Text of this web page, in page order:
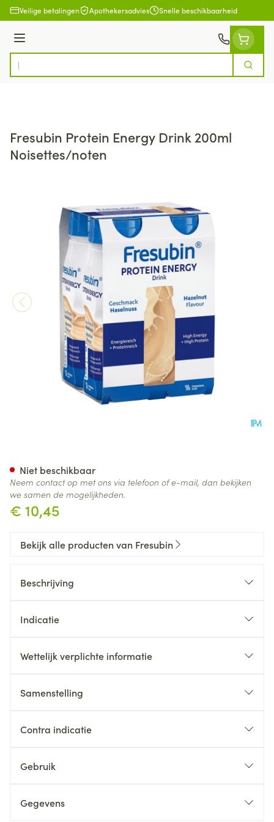
Ga naar de inhoud
Veilige betalingen Apothekersadvies Snelle beschikbaarheid
Menu
Product, merk, categorie...
Zoek
Fresubin Protein Energy Drink 200ml
Noisettes/noten
€ 10,45
Niet beschikbaar
Neem contact op met ons via telefoon of e-mail, dan bekijken
we samen de mogelijkheden.
Bekijk alle producten van Fresubin
Beschrijving
Indicatie
Wettelijk verplichte informatie
Samenstelling
Contra indicatie
Gebruik
Gegevens